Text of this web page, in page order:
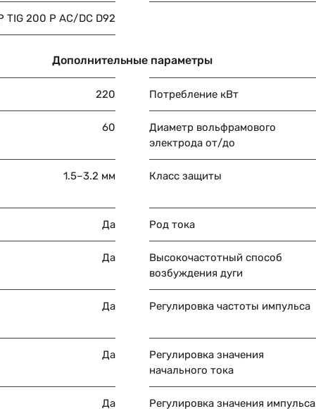
TIG 200 P AC/DC D92
Дополнительные параметры
220 Потребление кВт
60
Диаметр вольфрамового
электрода от/до
1.5–3.2 мм Класс защиты
Да Род тока
Да
Высокочастотный способ
возбуждения дуги
Да Регулировка частоты импульса
Да
Регулировка значения
начального тока
Да Регулировка значения импульса